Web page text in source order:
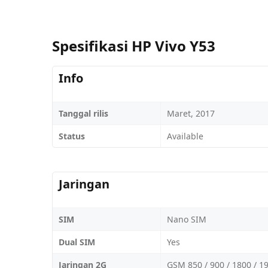
Spesifikasi HP Vivo Y53
Info
Tanggal rilis
Maret, 2017
Status
Available
Jaringan
SIM
Nano SIM
Dual SIM
Yes
Jaringan 2G
GSM 850 / 900 / 1800 /